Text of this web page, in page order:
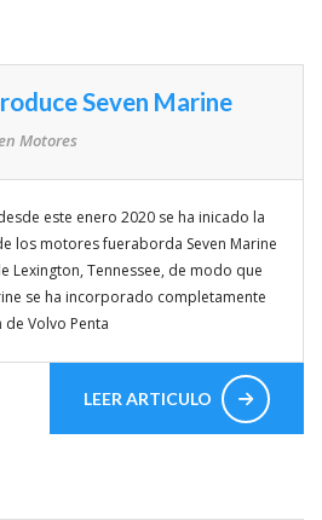
Seven Marine
Motores
este enero 2020 se ha inicado la
los motores fueraborda Seven Marine
Lexington, Tennessee, de modo que
se ha incorporado completamente
Volvo Penta
LEER ARTICULO